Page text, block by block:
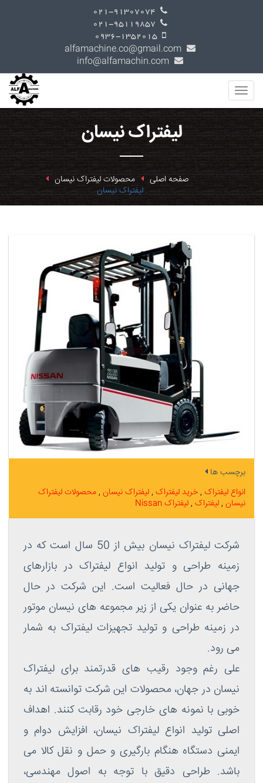
لیفتراک نیسان
صفحه اصلی محصولات لیفتراک نیسان
لیفتراک نیسان
برچسب ها
انواع لیفتراک خرید لیفتراک لیفتراک نیسان محصولات لیفتراک
نیسان لیفتراک لیفتراک Nissan
شرکت لیفتراک نیسان بیش از 50 سال است که در
زمینه طراحی و تولید انواع لیفتراک در بازارهای
جهانی در حال فعالیت است. این شرکت در حال
حاضر به عنوان یکی از زیر مجموعه های نیسان موتور
در زمینه طراحی و تولید تجهیزات لیفتراک به شمار
می رود.
علی رغم وجود رقیب های قدرتمند برای لیفتراک
نیسان در جهان، محصولات این شرکت توانسته اند به
خوبی با نمونه های خارجی خود رقابت کنند. اهداف
اصلی تولید انواع لیفتراک نیسان، افزایش دوام و
ایمنی دستگاه هنگام بارگیری و حمل و نقل کالا می
باشد. طراحی دقیق با توجه به اصول مهندسی،